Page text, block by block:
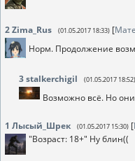
2Zima_Rus (01.05.2017 18:33) [
Норм. Продолжение
3stalkerchigil (01.05.2017 18:52)
Возможно всё. Но
1 Лысый_Шрек (01.05.2017 15:30) [
"Возраст: 18+" Ну блин((